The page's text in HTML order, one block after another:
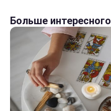
Больше интересного